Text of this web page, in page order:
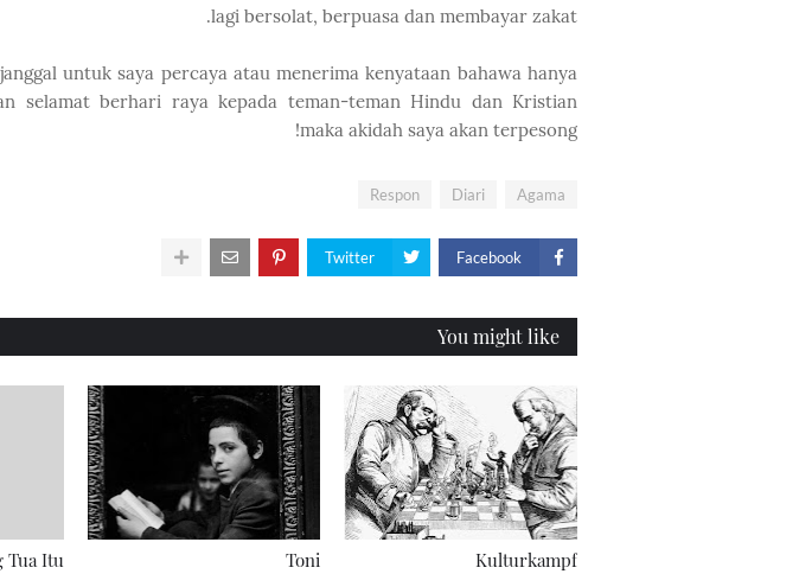
lagi bersolat, berpuasa dan membayar zakat.
untuk saya percaya atau menerima kenyataan bahawa hanya
selamat berhari raya kepada teman-teman Hindu dan Kristian
maka akidah saya akan terpesong!
Agama
Diari
Respon
Facebook
Twitter
You might like
Kulturkampf
Toni
Tua Itu